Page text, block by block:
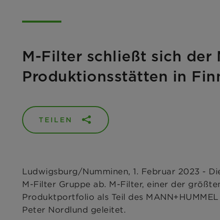
M-Filter schließt sich der
Produktionsstätten in
TEILEN
Ludwigsburg/Numminen, 1. Februar 2023 -
M-Filter Gruppe ab. M-Filter, einer der
Produktportfolio als Teil des
Peter Nordlund geleitet.